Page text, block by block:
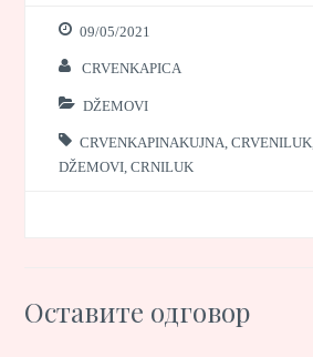
09/05/2021
CRVENKAPICA
DŽEMOVI
CRVENKAPINAKUJNA ,CRVENILUK
DŽEMOVI ,CRNILUK
Оставите одговор